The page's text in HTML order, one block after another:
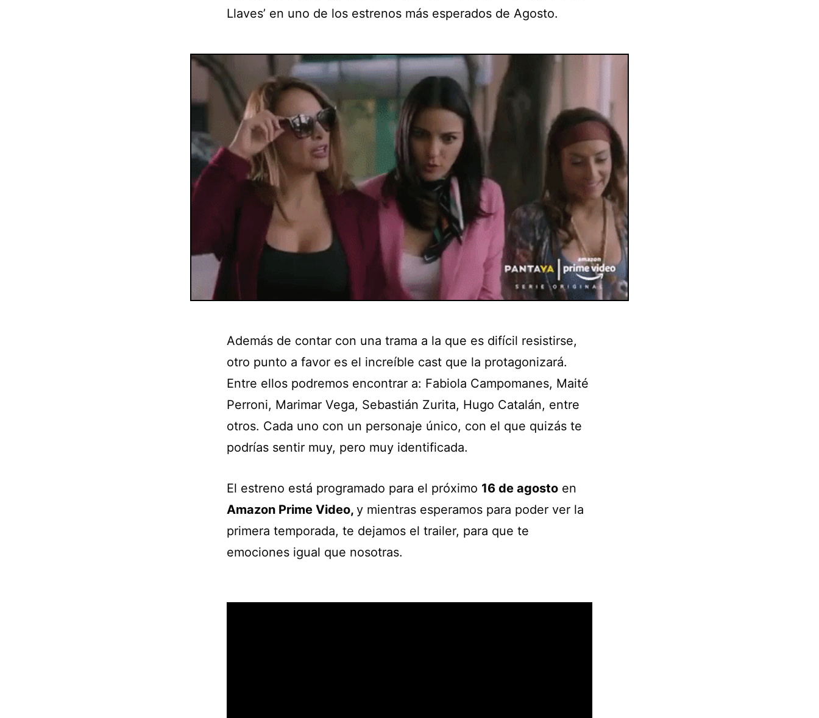
Llaves’ en uno de los estrenos más esperados de Agosto.
Además de contar con una trama a la que es difícil resistirse,
otro punto a favor es el increíble cast que la protagonizará.
Entre ellos podremos encontrar a: Fabiola Campomanes, Maité
Perroni, Marimar Vega, Sebastián Zurita, Hugo Catalán, entre
otros. Cada uno con un personaje único, con el que quizás te
podrías sentir muy, pero muy identificada.
El estreno está programado para el próximo 16 de agosto en
Amazon Prime Video, y mientras esperamos para poder ver la
primera temporada, te dejamos el trailer, para que te
emociones igual que nosotras.